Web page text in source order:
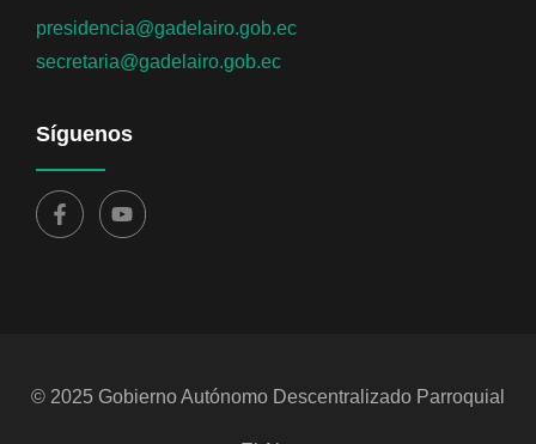
presidencia@gadelairo.gob.ec
secretaria@gadelairo.gob.ec
Síguenos
© 2025 Gobierno Autónomo Descentralizado Parroquial